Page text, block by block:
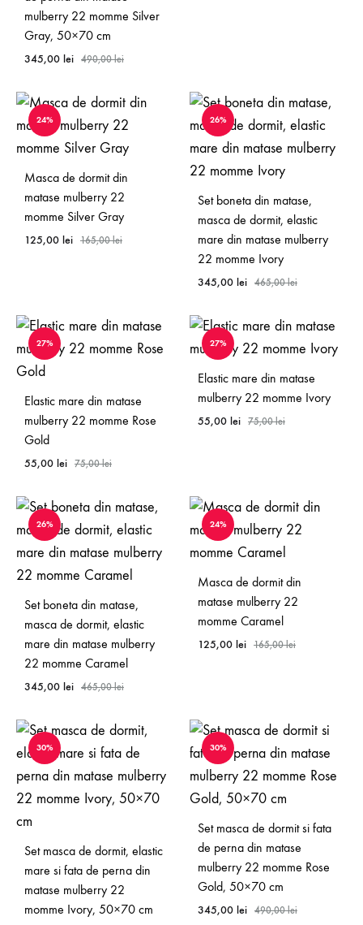
mulberry 22 momme Silver
Gray, 50×70 cm
345,00 lei 490,00lei
24%
Masca de dormit din
matase mulberry 22
momme Silver Gray
125,00 lei 165,00lei
26%
Set boneta din matase,
masca de dormit, elastic
mare din matase mulberry
22 momme Ivory
345,00 lei 465,00lei
27%
Elastic mare din matase
mulberry 22 momme Rose
Gold
55,00 lei 75,00lei
27%
Elastic mare din matase
mulberry 22 momme Ivory
55,00 lei 75,00lei
26%
Set boneta din matase,
masca de dormit, elastic
mare din matase mulberry
22 momme Caramel
345,00 lei 465,00lei
24%
Masca de dormit din
matase mulberry 22
momme Caramel
125,00 lei 165,00lei
30%
Set masca de dormit, elastic
mare si fata de perna din
matase mulberry 22
momme Ivory, 50×70 cm
30%
Set masca de dormit si fata
de perna din matase
mulberry 22 momme Rose
Gold, 50×70 cm
345,00 lei 490,00lei